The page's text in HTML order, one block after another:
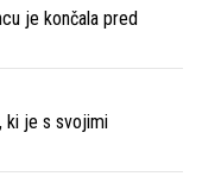
je končala pred
ki je s svojimi